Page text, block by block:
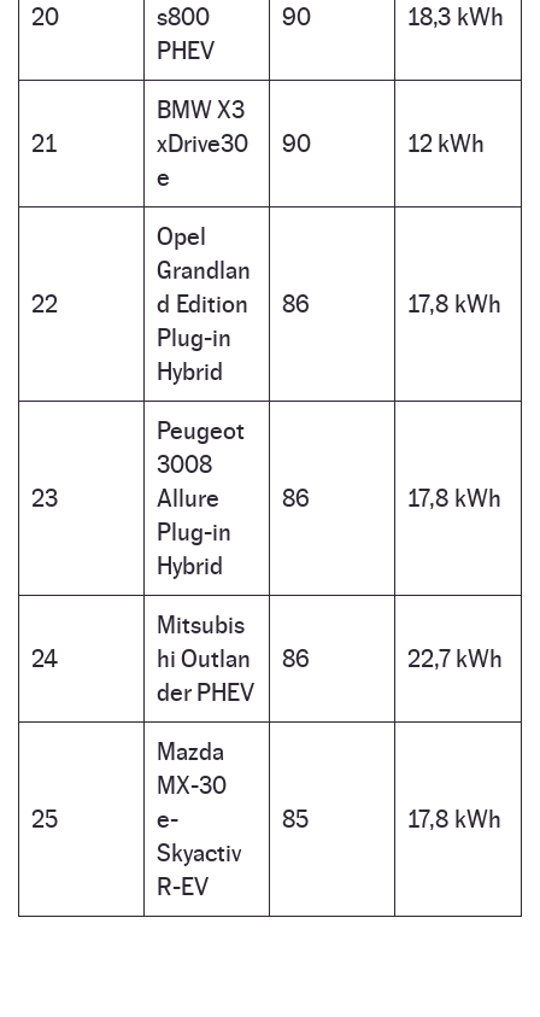
20
s800
PHEV
90 18,3 kWh
21
BMW X3
xDrive30
e
90 12 kWh
22
Opel
Grandlan
d Edition
Plug-in
Hybrid
86 17,8 kWh
23
Peugeot
3008
Allure
Plug-in
Hybrid
86 17,8 kWh
24
Mitsubis
hi Outlan
der PHEV
86 22,7 kWh
25
Mazda
MX-30
e-
Skyactiv
R-EV
85 17,8 kWh